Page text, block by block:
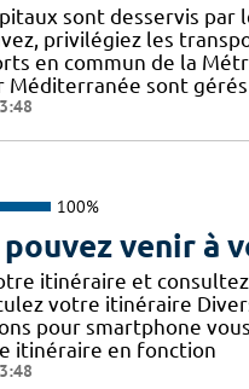
sont desservis par
privilégiez les
en commun de la
sont gérés
100%
pouvez venir à
itinéraire et
votre itinéraire
pour smartphone
itinéraire en fonction